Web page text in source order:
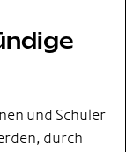
und Schüler
durch